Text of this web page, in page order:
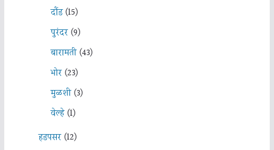
दौंड(15)
पुरंदर(9)
बारामती(43)
भोर(23)
मुळशी(3)
वेल्हे(1)
हडपसर(12)